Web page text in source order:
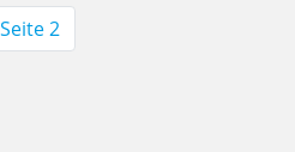
Seite 2